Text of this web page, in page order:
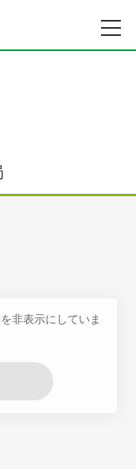
非表示にしていま